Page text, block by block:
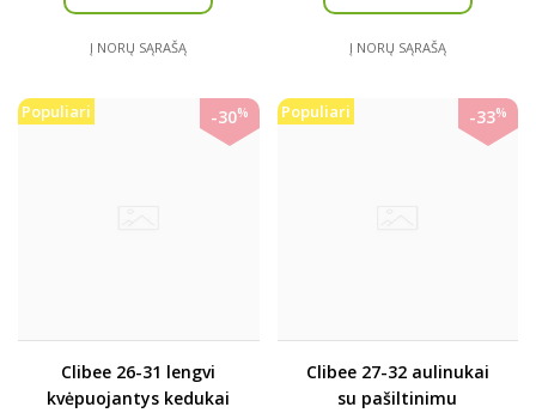
Į NORŲ SĄRAŠĄ Į NORŲ SĄRAŠĄ
Populiari -30%
Clibee 26-31 lengvi
kvėpuojantys kedukai
Populiari -33%
Clibee 27-32 aulinukai
su pašiltinimu